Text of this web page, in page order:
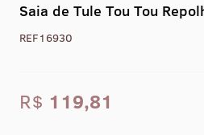
Saia de Tule Tou Tou
REF16930
R$ 119,81